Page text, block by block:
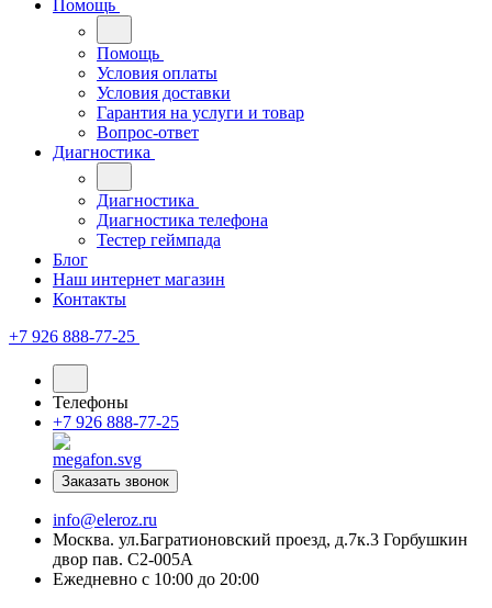
Помощь
Помощь
Условия оплаты
Условия доставки
Гарантия на услуги и товар
Вопрос-ответ
Диагностика
Диагностика
Диагностика телефона
Тестер геймпада
Блог
Наш интернет магазин
Контакты
+7 926 888-77-25
Телефоны
+7 926 888-77-25
Заказать звонок
info@eleroz.ru
Москва. ул.Багратионовский проезд, д.7к.3 Горбушкин
двор пав. C2-005A
Ежедневно с 10:00 до 20:00